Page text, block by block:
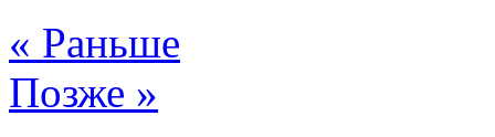
« Раньше
Позже »